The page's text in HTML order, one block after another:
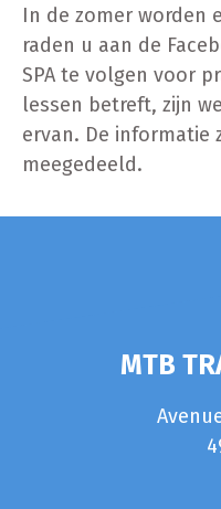
In de zomer worden
raden u aan de
SPA te volgen voor
lessen betreft, zijn
ervan. De informatie
meegedeeld.
MTB